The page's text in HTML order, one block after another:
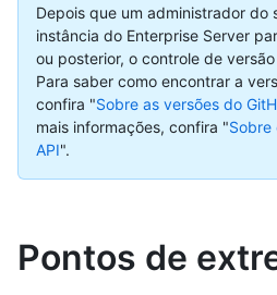
Depois que um administrador do
instância do Enterprise Server
ou posterior, o controle de
Para saber como encontrar a
confira "Sobre as versões do
mais informações, confira "Sobre
API".
Pontos de